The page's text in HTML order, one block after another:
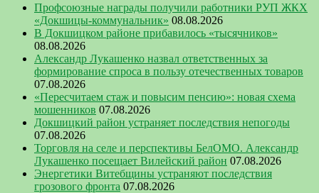
Профсоюзные награды получили работники РУП ЖКХ
«Докшицы-коммунальник» 08.08.2026
В Докшицком районе прибавилось «тысячников»
08.08.2026
Александр Лукашенко назвал ответственных за
формирование спроса в пользу отечественных товаров
07.08.2026
«Пересчитаем стаж и повысим пенсию»: новая схема
мошенников 07.08.2026
Докшицкий район устраняет последствия непогоды
07.08.2026
Торговля на селе и перспективы БелОМО. Александр
Лукашенко посещает Вилейский район 07.08.2026
Энергетики Витебщины устраняют последствия
грозового фронта 07.08.2026